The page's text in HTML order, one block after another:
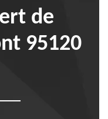
de
95120